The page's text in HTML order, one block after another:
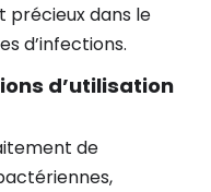
précieux dans le
d’infections.
d’utilisation
de